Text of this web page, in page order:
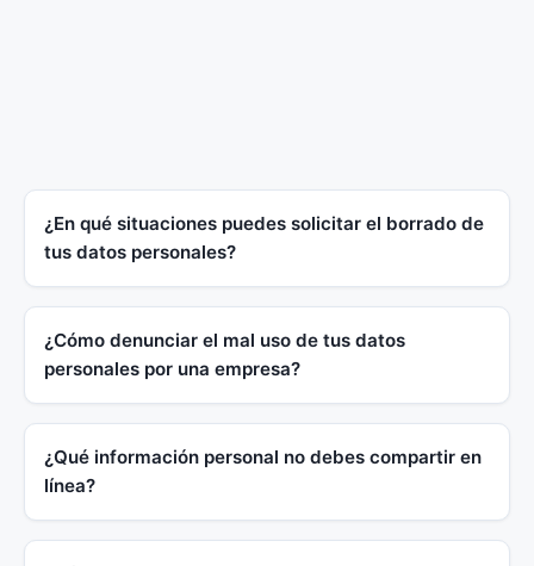
¿En qué situaciones puedes solicitar el borrado de
tus datos personales?
¿Cómo denunciar el mal uso de tus datos
personales por una empresa?
¿Qué información personal no debes compartir en
línea?